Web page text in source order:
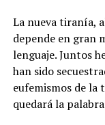
La nueva tiranía,
depende en gran
lenguaje. Juntos
han sido
eufemismos de la
quedará la